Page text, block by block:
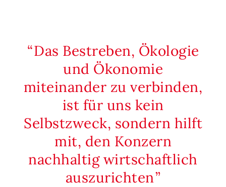
Das Bestreben, Ökologie
und Ökonomie
miteinander zu verbinden,
ist für uns kein
Selbstzweck, sondern hilft
mit, den Konzern
nachhaltig wirtschaftlich
auszurichten